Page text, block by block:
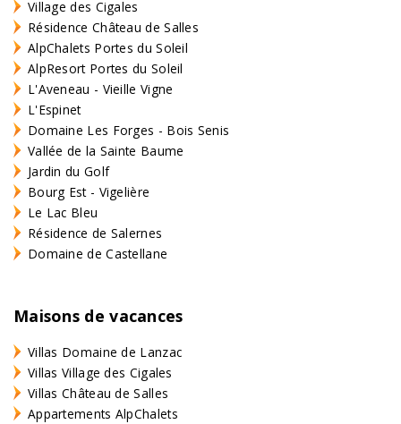
Village des Cigales
Résidence Château de Salles
AlpChalets Portes du Soleil
AlpResort Portes du Soleil
L'Aveneau - Vieille Vigne
L'Espinet
Domaine Les Forges - Bois Senis
Vallée de la Sainte Baume
Jardin du Golf
Bourg Est - Vigelière
Le Lac Bleu
Résidence de Salernes
Domaine de Castellane
Maisons de vacances
Villas Domaine de Lanzac
Villas Village des Cigales
Villas Château de Salles
Appartements AlpChalets